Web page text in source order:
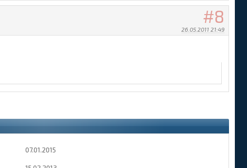
8
26.05.2011 21:49
07.01.2015